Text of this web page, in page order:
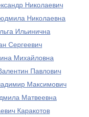
Николаевич
Николаевна
Ильинична
Сергеевич
Михайловна
Павлович
Максимович
Матвеевна
Каракотов